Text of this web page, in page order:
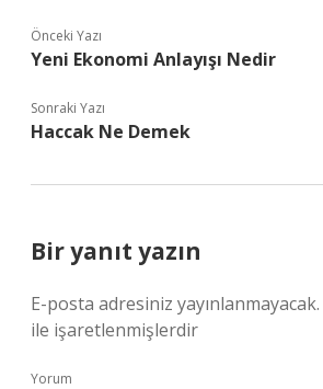
Önceki Yazı
Yeni Ekonomi Anlayışı Nedir
Sonraki Yazı
Haccak Ne Demek
Bir yanıt yazın
E-posta adresiniz yayınlanmayacak.
ile işaretlenmişlerdir
Yorum